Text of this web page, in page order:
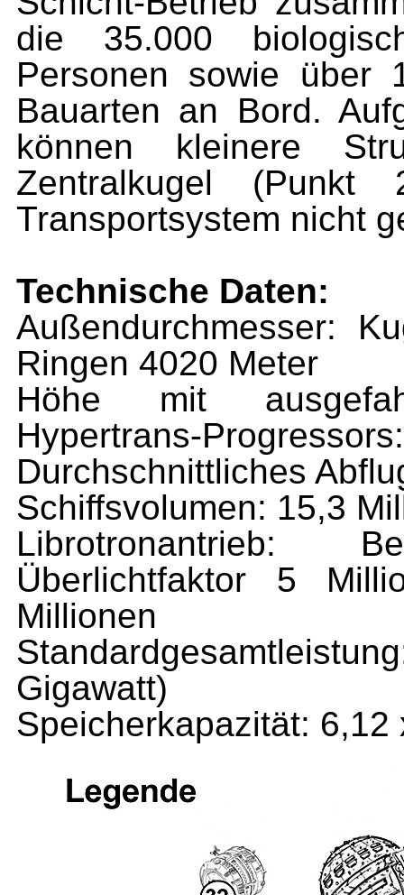
die 35.000
Personen sowie über
Bauarten an Bord.
können kleinere
Zentralkugel (Punkt
Transportsystem nicht
Technische Daten:
Außendurchmesser:
Ringen 4020 Meter
Höhe mit
Hypertrans-
Durchschnittliches
Schiffsvolumen: 15,3
Librotronantrieb:
Überlichtfaktor 5
Millionen
Gigawatt)
Speicherkapazität: 6,12